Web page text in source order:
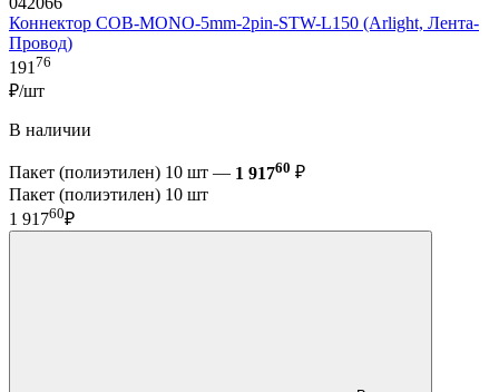
Коннектор COB-MONO-5mm-2pin-STW-L150 (Arlight, Лента-
Провод)
19176
₽/шт
В наличии
Пакет (полиэтилен) 10 шт — 1 91760 ₽
Пакет (полиэтилен) 10 шт
1 91760₽